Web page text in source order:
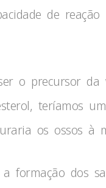
de
o precursor da
teríamos
os ossos à
formação dos